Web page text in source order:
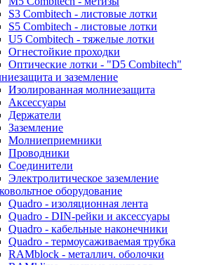
S3 Combitech - листовые лотки
S5 Combitech - листовые лотки
U5 Combitech - тяжелые лотки
Огнестойкие проходки
Оптические лотки - "D5 Combitech"
и заземление
Изолированная молниезащита
Аксессуары
Держатели
Заземление
Молниеприемники
Проводники
Соединители
Электролитическое заземление
оборудование
Quadro - изоляционная лента
Quadro - DIN-рейки и аксессуары
Quadro - кабельные наконечники
Quadro - термоусаживаемая трубка
RAMblock - металлич. оболочки